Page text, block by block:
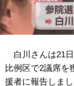
白川さんは21
比例区で2議席を
援者に報告しまし